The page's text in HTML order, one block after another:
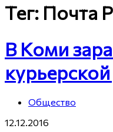
Тег: Почта
В Коми
Общество
12.12.2016